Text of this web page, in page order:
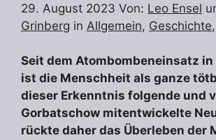
29. August 2023 Von: Leo Ensel
Grinberg in Allgemein, Geschichte,
Seit dem Atombombeneinsatz
ist die Menschheit als ganze
dieser Erkenntnis folgende und
Gorbatschow mitentwickelte
rückte daher das Überleben der